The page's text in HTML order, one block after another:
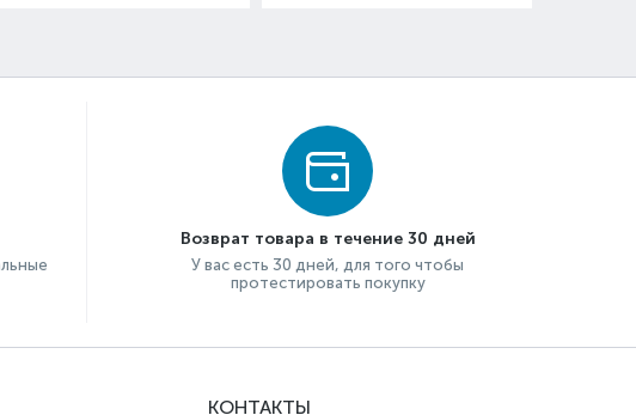
Возврат товара в течение 30 дней
У вас есть 30 дней, для того чтобы
протестировать покупку
КОНТАКТЫ